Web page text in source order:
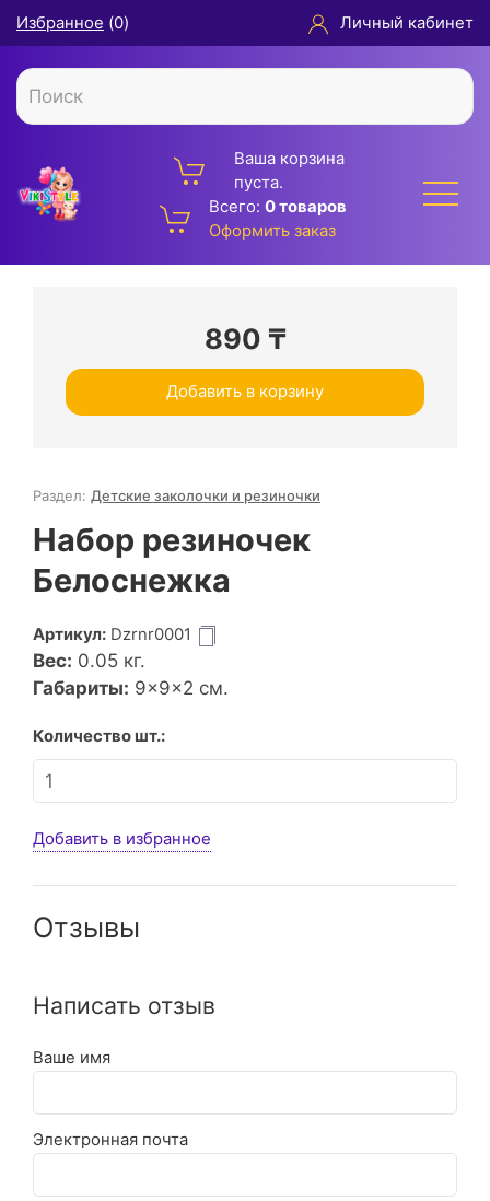
Избранное (0) Личный кабинет
Ваша корзина
пуста.
Всего: 0 товаров
Оформить заказ
890 ₸
Добавить в корзину
Раздел: Детские заколочки и резиночки
Набор резиночек
Белоснежка
Артикул: Dzrnr0001
Вес: 0.05 кг.
Габариты: 9×9×2 см.
Количество шт.:
Добавить в избранное
Отзывы
Написать отзыв
Ваше имя
Электронная почта